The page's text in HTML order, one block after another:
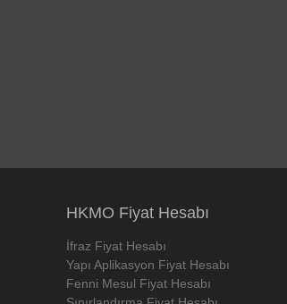
HKMO Fiyat Hesabı
İfraz Fiyat Hesabı
Yapı Aplikasyon Fiyat Hesabı
Fenni Mesul Fiyat Hesabı